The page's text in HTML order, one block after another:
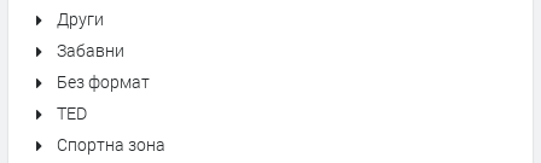
Други
Забавни
Без формат
TED
Спортна зона